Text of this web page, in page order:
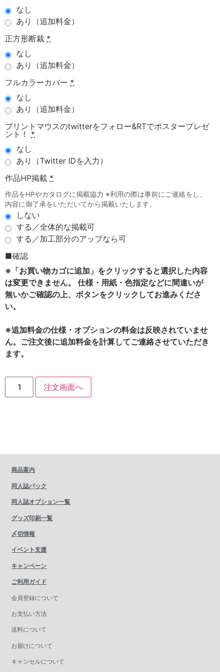
なし
あり（追加料金）
正方形断裁 *
なし
あり（追加料金）
フルカラーカバー *
なし
あり（追加料金）
プリントマウスのtwitterをフォロー&RTでポスタープレゼ
ント！
*
なし
あり（Twitter IDを入力）
作品HP掲載 *
作品をHPやカタログに掲載協力 ※利用の際は事前にご連絡をし、
内容に御了承をいただいてから掲載いたします。
しない
する／全体的な掲載可
する／加工部分のアップなら可
■確認
※「お買い物カゴに追加」をクリックすると選択した内容
は変更できません。 仕様・用紙・色指定などに間違いが
無いかご確認の上、ボタンをクリックしてお進みくださ
い。
※追加料金の仕様・オプションの料金は反映されていませ
ん。ご注文後に追加料金を計算してご連絡させていただき
ます。
注文画面へ
商品案内
同人誌パック
同人誌オプション一覧
グッズ印刷一覧
〆切情報
イベント支援
キャンペーン
ご利用ガイド
会員登録について
お支払い方法
送料について
お届けについて
キャンセルについて